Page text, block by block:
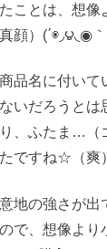
ことは、想像
顔）(΄◉◞౪◟◉
品名に付いて
いだろうとは
、ふたま…
ですね☆（爽）
地の強さが出
で、想像より